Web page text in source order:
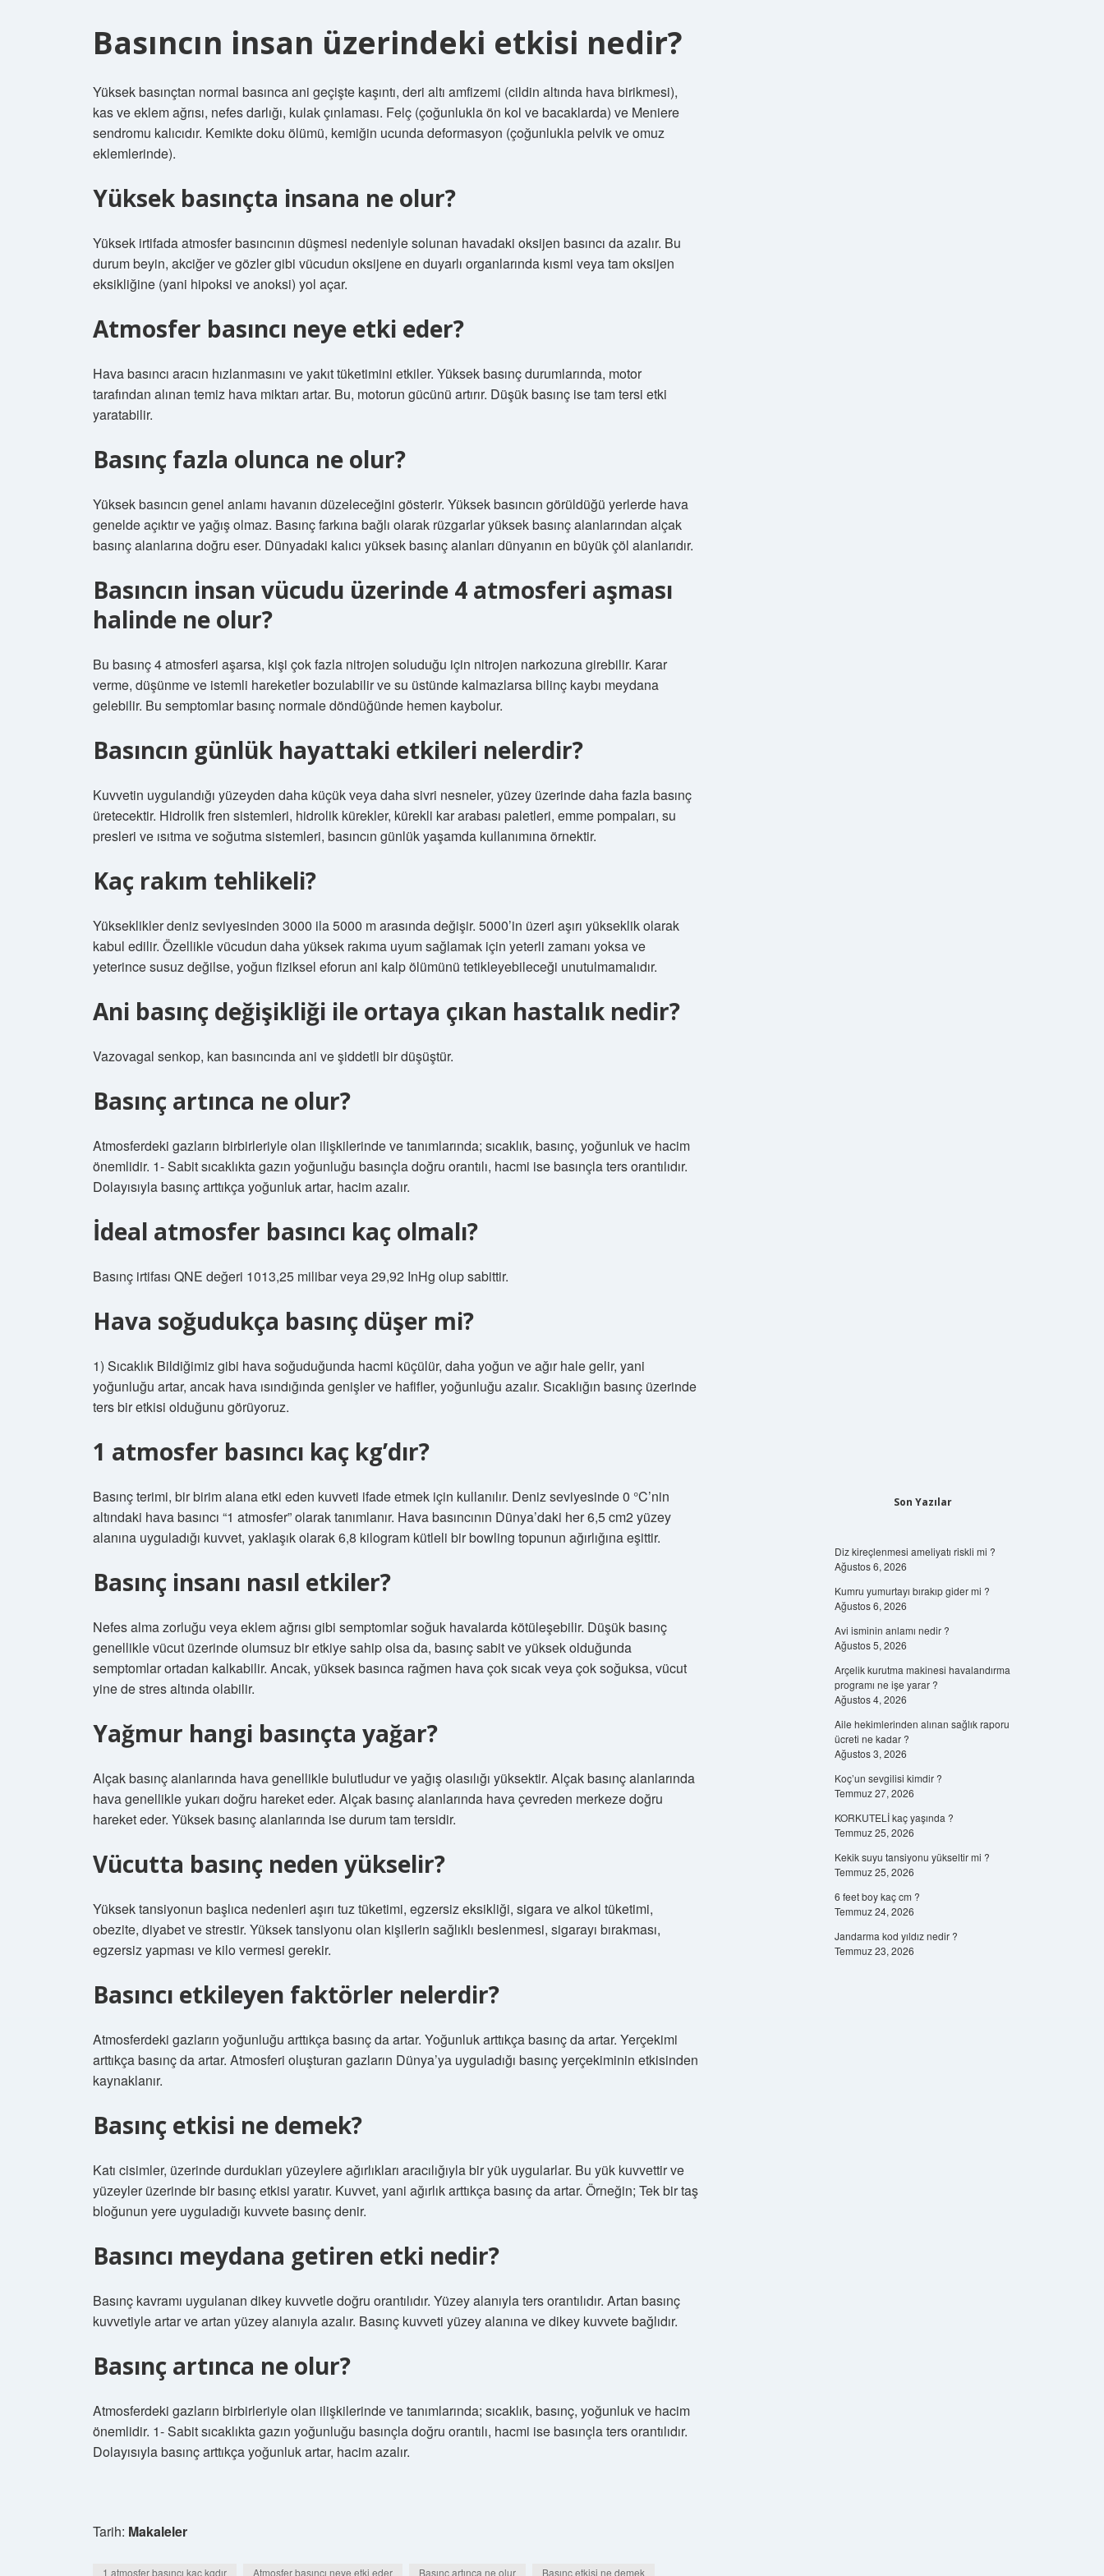
Basıncın insan üzerindeki etkisi nedir?
Yüksek basınçtan normal basınca ani geçişte kaşıntı, deri altı amfizemi (cildin altında hava birikmesi),
kas ve eklem ağrısı, nefes darlığı, kulak çınlaması. Felç (çoğunlukla ön kol ve bacaklarda) ve Meniere
sendromu kalıcıdır. Kemikte doku ölümü, kemiğin ucunda deformasyon (çoğunlukla pelvik ve omuz
eklemlerinde).
Yüksek basınçta insana ne olur?
Yüksek irtifada atmosfer basıncının düşmesi nedeniyle solunan havadaki oksijen basıncı da azalır. Bu
durum beyin, akciğer ve gözler gibi vücudun oksijene en duyarlı organlarında kısmi veya tam oksijen
eksikliğine (yani hipoksi ve anoksi) yol açar.
Atmosfer basıncı neye etki eder?
Hava basıncı aracın hızlanmasını ve yakıt tüketimini etkiler. Yüksek basınç durumlarında, motor
tarafından alınan temiz hava miktarı artar. Bu, motorun gücünü artırır. Düşük basınç ise tam tersi etki
yaratabilir.
Basınç fazla olunca ne olur?
Yüksek basıncın genel anlamı havanın düzeleceğini gösterir. Yüksek basıncın görüldüğü yerlerde hava
genelde açıktır ve yağış olmaz. Basınç farkına bağlı olarak rüzgarlar yüksek basınç alanlarından alçak
basınç alanlarına doğru eser. Dünyadaki kalıcı yüksek basınç alanları dünyanın en büyük çöl alanlarıdır.
Basıncın insan vücudu üzerinde 4 atmosferi aşması
halinde ne olur?
Bu basınç 4 atmosferi aşarsa, kişi çok fazla nitrojen soluduğu için nitrojen narkozuna girebilir. Karar
verme, düşünme ve istemli hareketler bozulabilir ve su üstünde kalmazlarsa bilinç kaybı meydana
gelebilir. Bu semptomlar basınç normale döndüğünde hemen kaybolur.
Basıncın günlük hayattaki etkileri nelerdir?
Kuvvetin uygulandığı yüzeyden daha küçük veya daha sivri nesneler, yüzey üzerinde daha fazla basınç
üretecektir. Hidrolik fren sistemleri, hidrolik kürekler, kürekli kar arabası paletleri, emme pompaları, su
presleri ve ısıtma ve soğutma sistemleri, basıncın günlük yaşamda kullanımına örnektir.
Kaç rakım tehlikeli?
Yükseklikler deniz seviyesinden 3000 ila 5000 m arasında değişir. 5000’in üzeri aşırı yükseklik olarak
kabul edilir. Özellikle vücudun daha yüksek rakıma uyum sağlamak için yeterli zamanı yoksa ve
yeterince susuz değilse, yoğun fiziksel eforun ani kalp ölümünü tetikleyebileceği unutulmamalıdır.
Ani basınç değişikliği ile ortaya çıkan hastalık nedir?
Vazovagal senkop, kan basıncında ani ve şiddetli bir düşüştür.
Basınç artınca ne olur?
Atmosferdeki gazların birbirleriyle olan ilişkilerinde ve tanımlarında; sıcaklık, basınç, yoğunluk ve hacim
önemlidir. 1- Sabit sıcaklıkta gazın yoğunluğu basınçla doğru orantılı, hacmi ise basınçla ters orantılıdır.
Dolayısıyla basınç arttıkça yoğunluk artar, hacim azalır.
İdeal atmosfer basıncı kaç olmalı?
Basınç irtifası QNE değeri 1013,25 milibar veya 29,92 InHg olup sabittir.
Hava soğudukça basınç düşer mi?
1) Sıcaklık Bildiğimiz gibi hava soğuduğunda hacmi küçülür, daha yoğun ve ağır hale gelir, yani
yoğunluğu artar, ancak hava ısındığında genişler ve hafifler, yoğunluğu azalır. Sıcaklığın basınç üzerinde
ters bir etkisi olduğunu görüyoruz.
1 atmosfer basıncı kaç kg’dır?
Basınç terimi, bir birim alana etki eden kuvveti ifade etmek için kullanılır. Deniz seviyesinde 0 °C’nin
altındaki hava basıncı “1 atmosfer” olarak tanımlanır. Hava basıncının Dünya’daki her 6,5 cm2 yüzey
alanına uyguladığı kuvvet, yaklaşık olarak 6,8 kilogram kütleli bir bowling topunun ağırlığına eşittir.
Basınç insanı nasıl etkiler?
Nefes alma zorluğu veya eklem ağrısı gibi semptomlar soğuk havalarda kötüleşebilir. Düşük basınç
genellikle vücut üzerinde olumsuz bir etkiye sahip olsa da, basınç sabit ve yüksek olduğunda
semptomlar ortadan kalkabilir. Ancak, yüksek basınca rağmen hava çok sıcak veya çok soğuksa, vücut
yine de stres altında olabilir.
Yağmur hangi basınçta yağar?
Alçak basınç alanlarında hava genellikle bulutludur ve yağış olasılığı yüksektir. Alçak basınç alanlarında
hava genellikle yukarı doğru hareket eder. Alçak basınç alanlarında hava çevreden merkeze doğru
hareket eder. Yüksek basınç alanlarında ise durum tam tersidir.
Vücutta basınç neden yükselir?
Yüksek tansiyonun başlıca nedenleri aşırı tuz tüketimi, egzersiz eksikliği, sigara ve alkol tüketimi,
obezite, diyabet ve strestir. Yüksek tansiyonu olan kişilerin sağlıklı beslenmesi, sigarayı bırakması,
egzersiz yapması ve kilo vermesi gerekir.
Basıncı etkileyen faktörler nelerdir?
Atmosferdeki gazların yoğunluğu arttıkça basınç da artar. Yoğunluk arttıkça basınç da artar. Yerçekimi
arttıkça basınç da artar. Atmosferi oluşturan gazların Dünya’ya uyguladığı basınç yerçekiminin etkisinden
kaynaklanır.
Basınç etkisi ne demek?
Katı cisimler, üzerinde durdukları yüzeylere ağırlıkları aracılığıyla bir yük uygularlar. Bu yük kuvvettir ve
yüzeyler üzerinde bir basınç etkisi yaratır. Kuvvet, yani ağırlık arttıkça basınç da artar. Örneğin; Tek bir taş
bloğunun yere uyguladığı kuvvete basınç denir.
Basıncı meydana getiren etki nedir?
Basınç kavramı uygulanan dikey kuvvetle doğru orantılıdır. Yüzey alanıyla ters orantılıdır. Artan basınç
kuvvetiyle artar ve artan yüzey alanıyla azalır. Basınç kuvveti yüzey alanına ve dikey kuvvete bağlıdır.
Basınç artınca ne olur?
Atmosferdeki gazların birbirleriyle olan ilişkilerinde ve tanımlarında; sıcaklık, basınç, yoğunluk ve hacim
önemlidir. 1- Sabit sıcaklıkta gazın yoğunluğu basınçla doğru orantılı, hacmi ise basınçla ters orantılıdır.
Dolayısıyla basınç arttıkça yoğunluk artar, hacim azalır.
Tarih: Makaleler
1 atmosfer basıncı kaç kgdır Atmosfer basıncı neye etki eder Basınç artınca ne olur Basınç etkisi ne demek
Son Yazılar
Diz kireçlenmesi ameliyatı riskli mi ?
Ağustos 6, 2026
Kumru yumurtayı bırakıp gider mi ?
Ağustos 6, 2026
Avi isminin anlamı nedir ?
Ağustos 5, 2026
Arçelik kurutma makinesi havalandırma
programı ne işe yarar ?
Ağustos 4, 2026
Aile hekimlerinden alınan sağlık raporu
ücreti ne kadar ?
Ağustos 3, 2026
Koç’un sevgilisi kimdir ?
Temmuz 27, 2026
KORKUTELİ kaç yaşında ?
Temmuz 25, 2026
Kekik suyu tansiyonu yükseltir mi ?
Temmuz 25, 2026
6 feet boy kaç cm ?
Temmuz 24, 2026
Jandarma kod yıldız nedir ?
Temmuz 23, 2026